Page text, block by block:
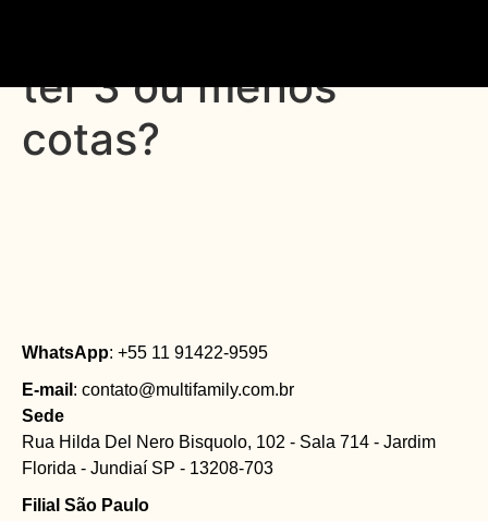
ter 3 ou menos
cotas?
WhatsApp: +55 11 91422-9595
E-mail : contato@multifamily.com.br
Sede
Rua Hilda Del Nero Bisquolo, 102 - Sala 714 - Jardim
Florida - Jundiaí SP - 13208-703
Filial São Paulo